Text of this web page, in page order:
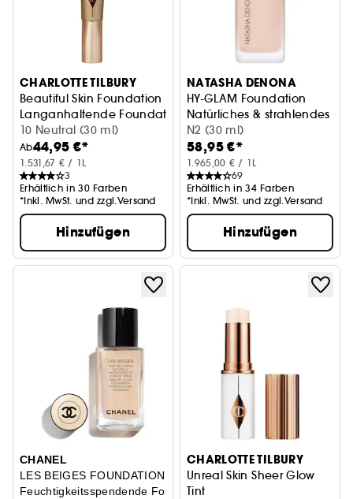
CHARLOTTE TILBURY
Beautiful Skin Foundation
Langanhaltende Foundation, modulierbare Deckkraft
10 Neutral (30 ml)
Ab44,95 €*
1.531,67 € / 1L
3
Erhältlich in 30 Farben
*Inkl. MwSt. und zzgl.Versand
Hinzufügen
NATASHA DENONA
HY-GLAM Foundation
Natürliches & strahlendes
N2 (30 ml)
58,95 €*
1.965,00 € / 1L
69
Erhältlich in 34 Farben
*Inkl. MwSt. und zzgl.Versand
Hinzufügen
CHANEL
LES BEIGES FOUNDATION
Feuchtigkeitsspendende Foundation mit langem Halt
CHARLOTTE TILBURY
Unreal Skin Sheer Glow
Tint